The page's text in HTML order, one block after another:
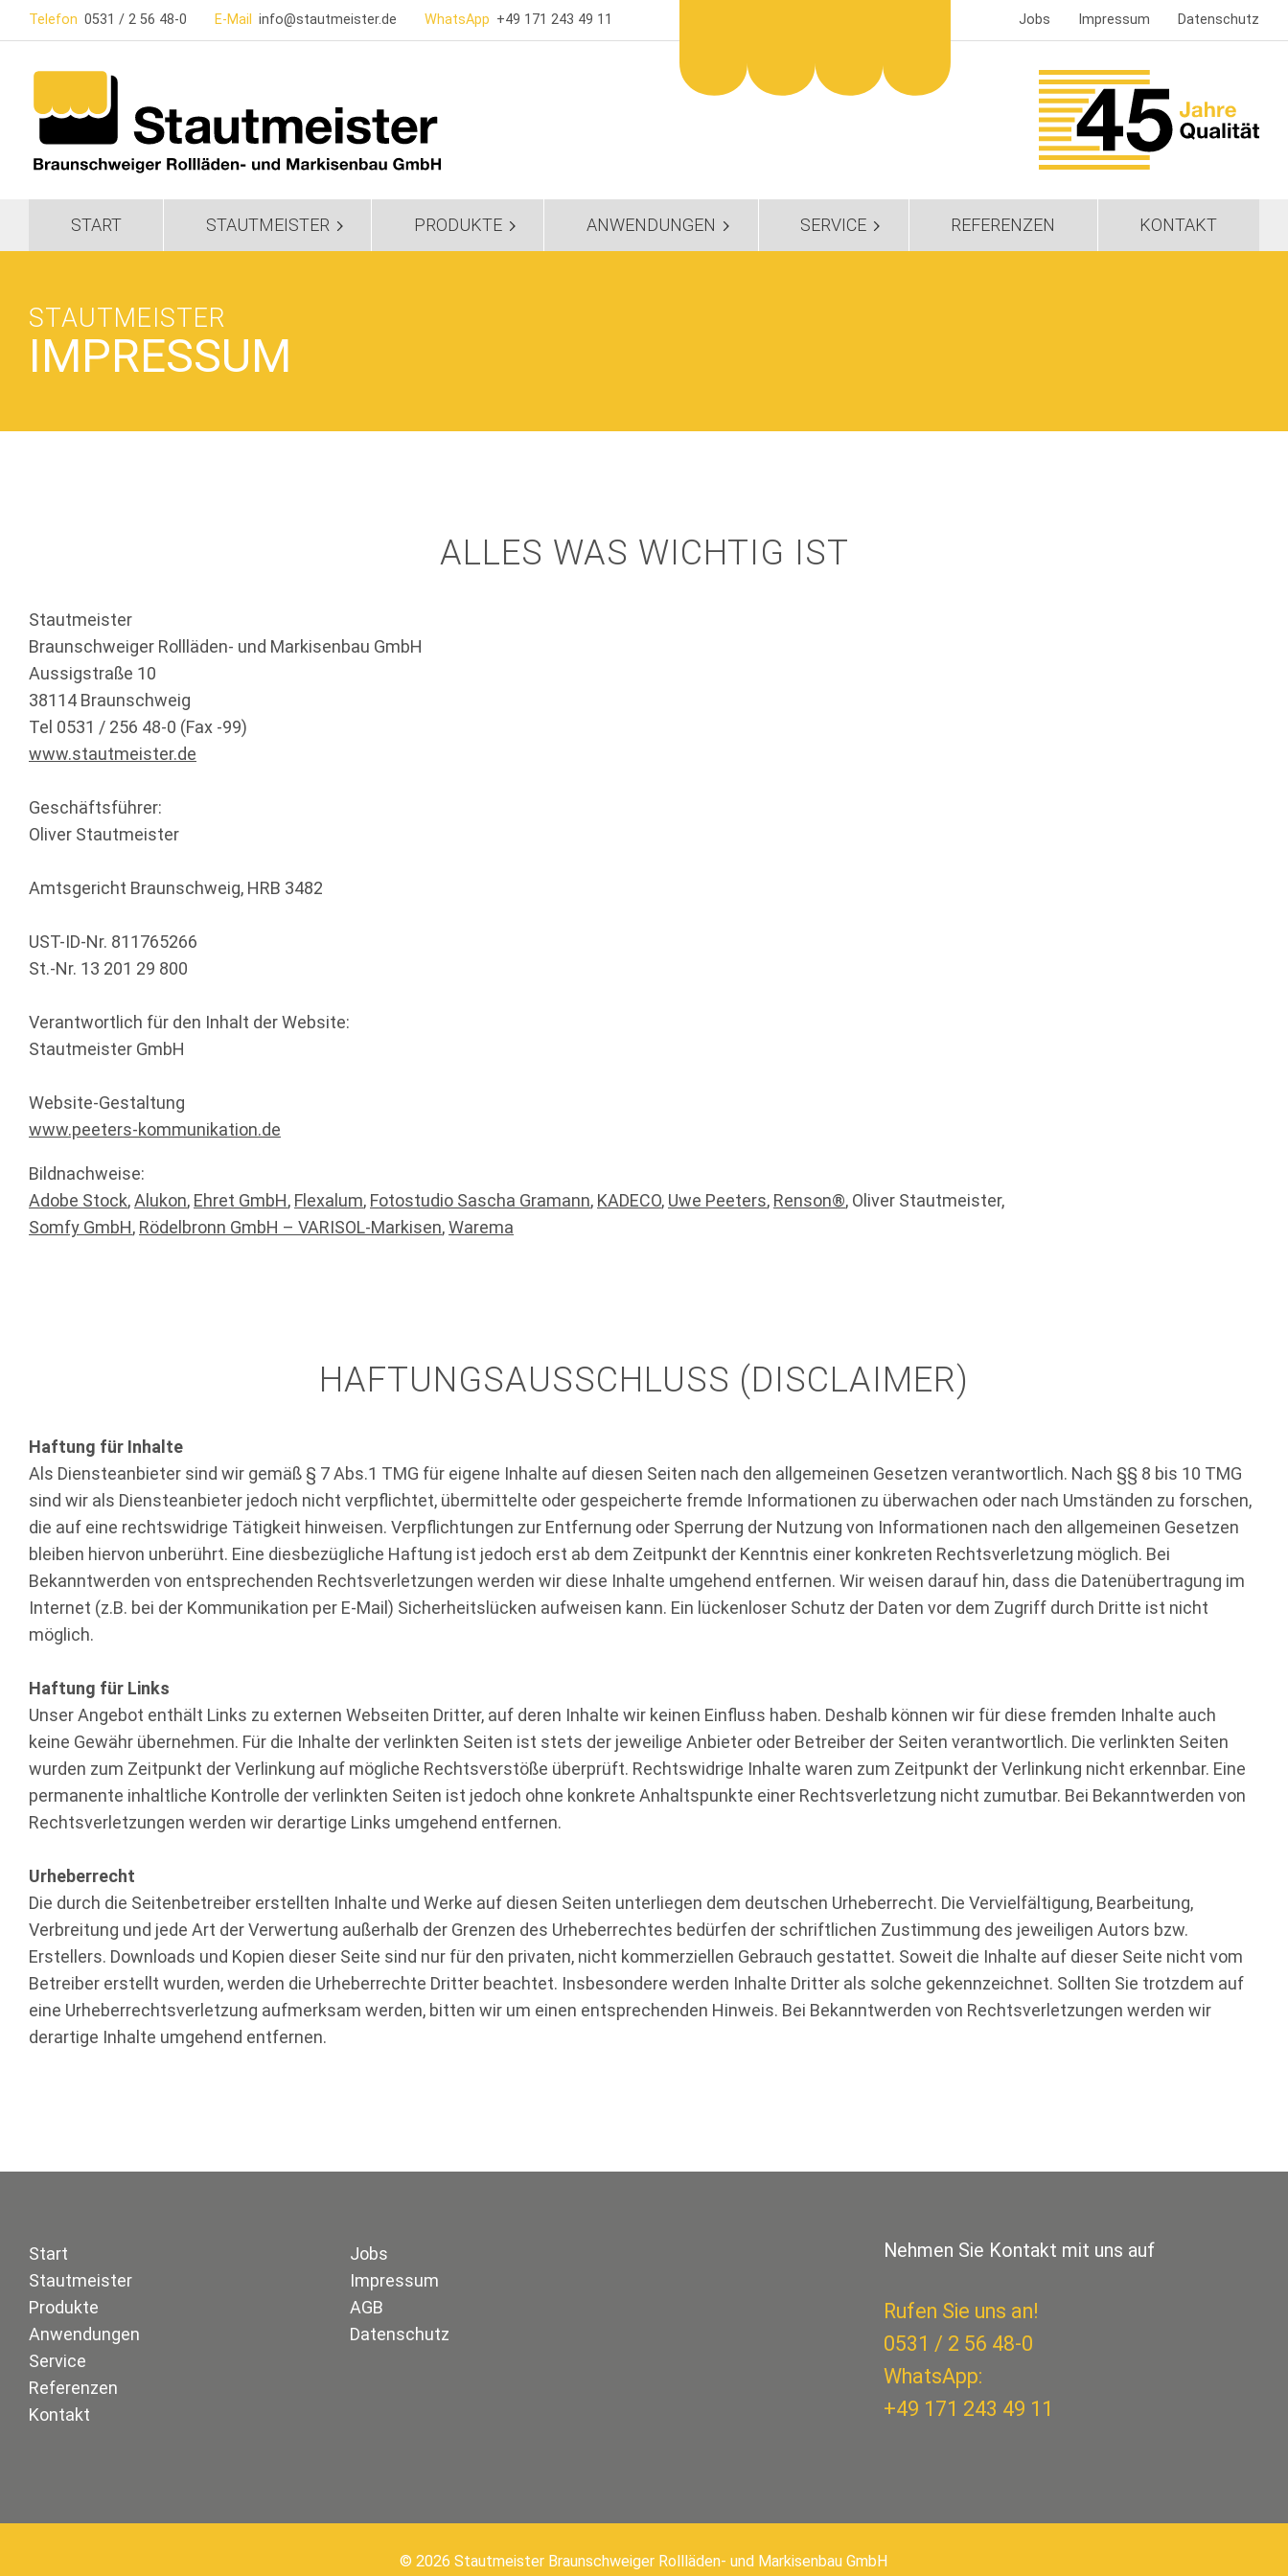
So erreichen Sie uns
Telefon 0531 / 2 56 48-0 E-Mail info@stautmeister.de WhatsApp +49 171 243 49 11 Jobs Impressum Datenschutz
START STAUTMEISTER PRODUKTE ANWENDUNGEN SERVICE REFERENZEN KONTAKT
STAUTMEISTER
IMPRESSUM
ALLES WAS WICHTIG IST
Stautmeister
Braunschweiger Rollläden- und Markisenbau GmbH
Aussigstraße 10
38114 Braunschweig
Tel 0531 / 256 48-0 (Fax -99)
www.stautmeister.de
Geschäftsführer:
Oliver Stautmeister
Amtsgericht Braunschweig, HRB 3482
UST-ID-Nr. 811765266
St.-Nr. 13 201 29 800
Verantwortlich für den Inhalt der Website:
Stautmeister GmbH
Website-Gestaltung
www.peeters-kommunikation.de
Bildnachweise:
Adobe Stock,Alukon, Ehret GmbH, Flexalum, Fotostudio Sascha Gramann, KADECO, Uwe Peeters, Renson®, Oliver Stautmeister,
Somfy GmbH, Rödelbronn GmbH – VARISOL-Markisen,Warema
HAFTUNGSAUSSCHLUSS (DISCLAIMER)
Haftung für Inhalte
Als Diensteanbieter sind wir gemäß § 7 Abs.1 TMG für eigene Inhalte auf diesen Seiten nach den allgemeinen Gesetzen verantwortlich. Nach §§ 8 bis 10 TMG
sind wir als Diensteanbieter jedoch nicht verpflichtet, übermittelte oder gespeicherte fremde Informationen zu überwachen oder nach Umständen zu forschen,
die auf eine rechtswidrige Tätigkeit hinweisen. Verpflichtungen zur Entfernung oder Sperrung der Nutzung von Informationen nach den allgemeinen Gesetzen
bleiben hiervon unberührt. Eine diesbezügliche Haftung ist jedoch erst ab dem Zeitpunkt der Kenntnis einer konkreten Rechtsverletzung möglich. Bei
Bekanntwerden von entsprechenden Rechtsverletzungen werden wir diese Inhalte umgehend entfernen. Wir weisen darauf hin, dass die Datenübertragung im
Internet (z.B. bei der Kommunikation per E-Mail) Sicherheitslücken aufweisen kann. Ein lückenloser Schutz der Daten vor dem Zugriff durch Dritte ist nicht
möglich.
Haftung für Links
Unser Angebot enthält Links zu externen Webseiten Dritter, auf deren Inhalte wir keinen Einfluss haben. Deshalb können wir für diese fremden Inhalte auch
keine Gewähr übernehmen. Für die Inhalte der verlinkten Seiten ist stets der jeweilige Anbieter oder Betreiber der Seiten verantwortlich. Die verlinkten Seiten
wurden zum Zeitpunkt der Verlinkung auf mögliche Rechtsverstöße überprüft. Rechtswidrige Inhalte waren zum Zeitpunkt der Verlinkung nicht erkennbar. Eine
permanente inhaltliche Kontrolle der verlinkten Seiten ist jedoch ohne konkrete Anhaltspunkte einer Rechtsverletzung nicht zumutbar. Bei Bekanntwerden von
Rechtsverletzungen werden wir derartige Links umgehend entfernen.
Urheberrecht
Die durch die Seitenbetreiber erstellten Inhalte und Werke auf diesen Seiten unterliegen dem deutschen Urheberrecht. Die Vervielfältigung, Bearbeitung,
Verbreitung und jede Art der Verwertung außerhalb der Grenzen des Urheberrechtes bedürfen der schriftlichen Zustimmung des jeweiligen Autors bzw.
Erstellers. Downloads und Kopien dieser Seite sind nur für den privaten, nicht kommerziellen Gebrauch gestattet. Soweit die Inhalte auf dieser Seite nicht vom
Betreiber erstellt wurden, werden die Urheberrechte Dritter beachtet. Insbesondere werden Inhalte Dritter als solche gekennzeichnet. Sollten Sie trotzdem auf
eine Urheberrechtsverletzung aufmerksam werden, bitten wir um einen entsprechenden Hinweis. Bei Bekanntwerden von Rechtsverletzungen werden wir
derartige Inhalte umgehend entfernen.
Start
Stautmeister
Produkte
Anwendungen
Service
Referenzen
Kontakt
Jobs
Impressum
AGB
Datenschutz
Nehmen Sie Kontakt mit uns auf
Rufen Sie uns an!
0531 / 2 56 48-0
WhatsApp:
+49 171 243 49 11
© 2026 Stautmeister Braunschweiger Rollläden- und Markisenbau GmbH